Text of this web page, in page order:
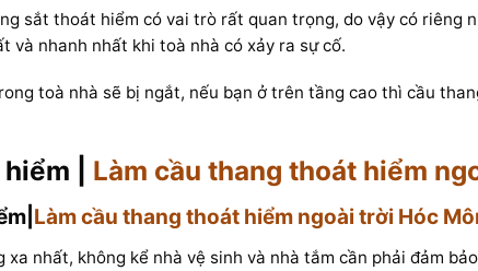
sắt thoát hiểm có vai trò rất quan trọng, do vậy có riêng
và nhanh nhất khi toà nhà có xảy ra sự cố.
toà nhà sẽ bị ngắt, nếu bạn ở trên tầng cao thì cầu
| Làm cầu thang thoát hiểm
Làm cầu thang thoát hiểm ngoài trời Hóc
nhất, không kể nhà vệ sinh và nhà tắm cần phải đảm